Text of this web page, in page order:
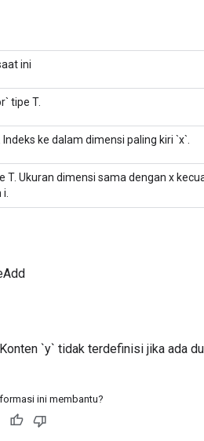
ini
tipe T.
ke dalam dimensi paling kiri `x`.
T. Ukuran dimensi sama dengan x
`y` tidak terdefinisi jika ada
ini membantu?